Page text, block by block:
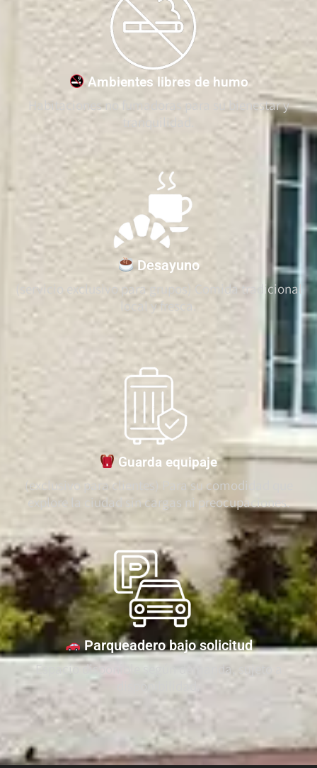
Ambientes libres de humo
Habitaciones no fumadoras para su bienestar y
tranquilidad.
Desayuno
(servicio exclusivo para grupos) Comida tradicional
local y fresca.
Guarda equipaje
(exclusivo para clientes) Para su comodidad que
explore la ciudad sin cargas ni preocupaciones.
Parqueadero bajo solicitud
Espacio disponible según demanda, sujeto a
disponibilidad.